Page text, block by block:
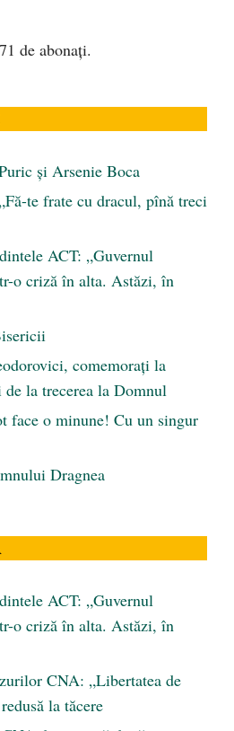
de abonați.
şi Arsenie Boca
te frate cu dracul, pînă treci
ACT: „Guvernul
o criză în alta. Astăzi, în
comemorați la
la trecerea la Domnul
face o minune! Cu un singur
Dragnea
ACT: „Guvernul
o criză în alta. Astăzi, în
CNA: „Libertatea de
la tăcere